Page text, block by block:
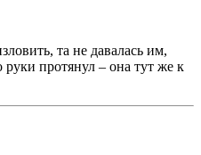
та не давалась им,
руки протянул – она тут же к